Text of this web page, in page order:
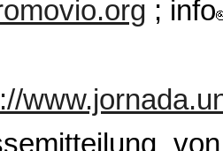
; info